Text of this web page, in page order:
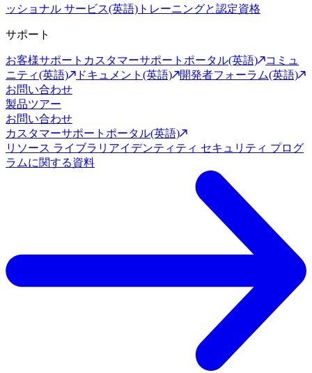
ッショナル サービス(英語) トレーニングと認定資格
サポート
お客様サポート カスタマーサポートポータル(英語)
コミュ
ニティ(英語)
ドキュメント(英語)
開発者フォーラム(英語)
お問い合わせ
製品ツアー
お問い合わせ
カスタマーサポートポータル(英語)
リソース ライブラリ アイデンティティ セキュリティ プログ
ラムに関する資料